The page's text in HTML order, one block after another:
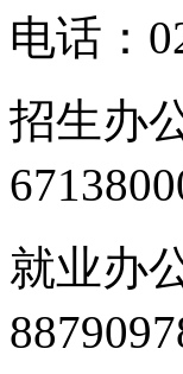
电话：
招生办
就业办